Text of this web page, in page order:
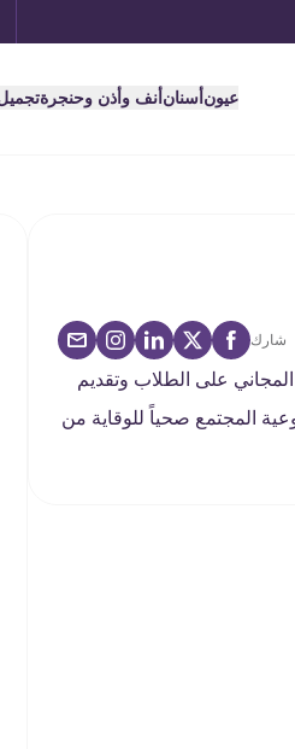
عيونأسنانأنف وأذن وحنجرة
شارك
على الطلاب وتقديم
المجتمع صحياً للوقاية من